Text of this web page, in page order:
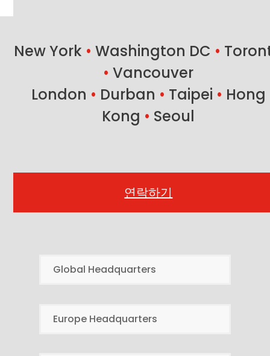
New York • Washington DC •
• Vancouver
London • Durban • Taipei • Hong
Kong • Seoul
연락하기
Global Headquarters
Europe Headquarters